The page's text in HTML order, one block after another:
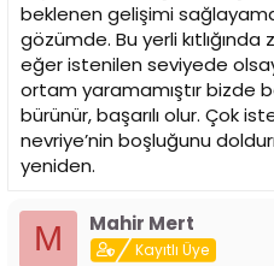
beklenen gelişimi
gözümde. Bu yerli
eğer istenilen seviyede
ortam yaramamıştır bizde
bürünür, başarılı olur. Çok
nevriye’nin boşluğunu
yeniden.
M Mahir Mert
Kayıtlı Üye